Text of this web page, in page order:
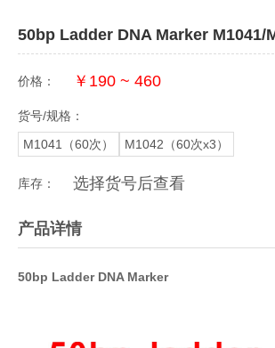
50bp Ladder DNA Marker M1041/
价格： ￥190 ~ 460
货号/规格：
M1041（60次）
M1042（60次x3）
库存： 选择货号后查看
产品详情
50bp Ladder DNA Marker